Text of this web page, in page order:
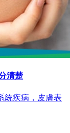
清楚
統疾病，皮膚表